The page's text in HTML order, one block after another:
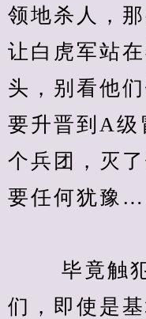
领地杀人，
让白虎军站
头，别看他
要升晋到A级
个兵团，灭
要任何犹豫
毕竟触犯
们，即使是